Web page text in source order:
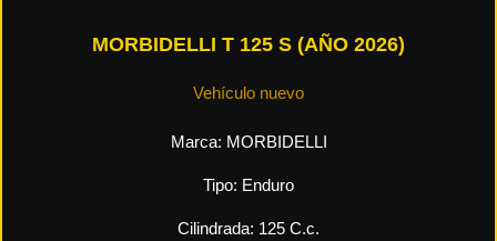
MORBIDELLI T 125 S (AÑO 2026)
Vehículo nuevo
Marca: MORBIDELLI
Tipo: Enduro
Cilindrada: 125 C.c.